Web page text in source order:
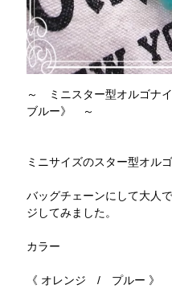
～ ミニスター型オルゴナ
ブルー》 ～
ミニサイズのスター型オル
バッグチェーンにして大人
ジしてみました。
カラー
《 オレンジ / プルー 》